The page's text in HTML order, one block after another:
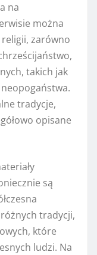
na
można
zarówno
takich jak
tradycje,
opisane
są
tradycji,
które
ludzi. Na